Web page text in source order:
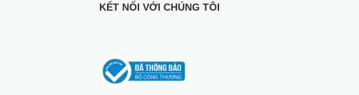
KẾT NỐI VỚI CHÚNG TÔI